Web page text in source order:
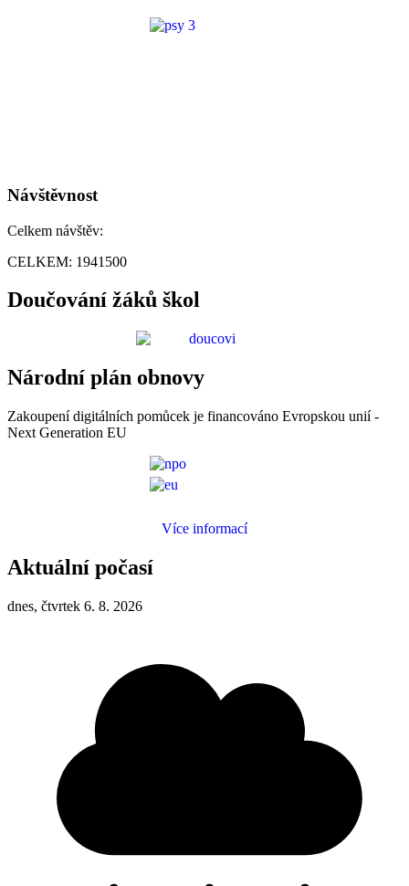
Návštěvnost
Celkem návštěv:
CELKEM: 1941500
Doučování žáků škol
Národní plán obnovy
Zakoupení digitálních pomůcek je financováno Evropskou unií -
Next Generation EU
Více informací
Aktuální počasí
dnes, čtvrtek 6. 8. 2026